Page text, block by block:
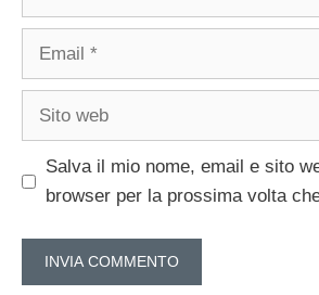
Email
Sito
Salva il mio nome, email e sito
browser per la prossima volta